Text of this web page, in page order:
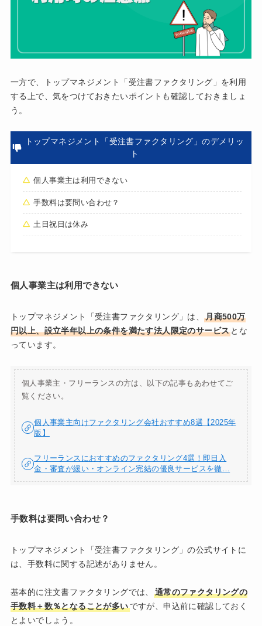
一方で、トップマネジメント「受注書ファクタリング」を利用
する上で、気をつけておきたいポイントも確認しておきましょ
う。
トップマネジメント「受注書ファクタリング」のデメリッ
ト
個人事業主は利用できない
手数料は要問い合わせ？
土日祝日は休み
個人事業主は利用できない
トップマネジメント「受注書ファクタリング」は、月商500万
円以上、設立半年以上の条件を満たす法人限定のサービス とな
っています。
個人事業主・フリーランスの方は、以下の記事もあわせてご
覧ください。
個人事業主向けファクタリング会社おすすめ8選【2025年
版】
フリーランスにおすすめのファクタリング4選！即日入
金・審査が緩い・オンライン完結の優良サービスを徹…
手数料は要問い合わせ？
トップマネジメント「受注書ファクタリング」の公式サイトに
は、手数料に関する記述がありません。
基本的に注文書ファクタリングでは、
通常のファクタリングの
手数料＋数％となることが多いですが、申込前に確認しておく
とよいでしょう。